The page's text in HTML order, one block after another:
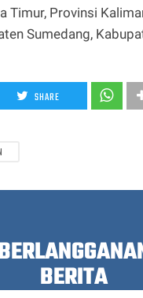
Timur, Provinsi
Sumedang,
SHARE
BERITA